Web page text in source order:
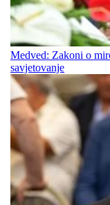
Medved: Zakoni o
savjetovanje